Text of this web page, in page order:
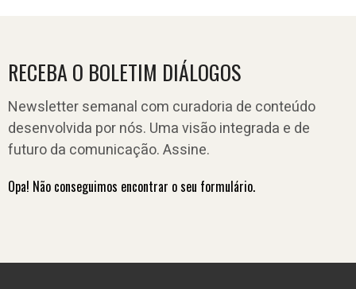
RECEBA O BOLETIM DIÁLOGOS
Newsletter semanal com curadoria de conteúdo
desenvolvida por nós. Uma visão integrada e de
futuro da comunicação. Assine.
Opa! Não conseguimos encontrar o seu formulário.